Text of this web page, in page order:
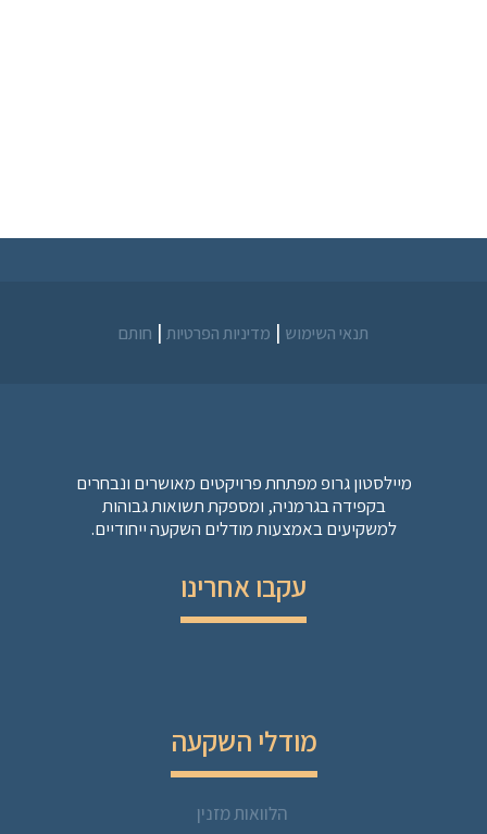
תנאי השימוש | מדיניות הפרטיות | חותם
מיילסטון גרופ מפתחת פרויקטים מאושרים ונבחרים
בקפידה בגרמניה, ומספקת תשואות גבוהות
למשקיעים באמצעות מודלים השקעה ייחודיים.
עקבו אחרינו
מודלי השקעה
הלוואות מזנין